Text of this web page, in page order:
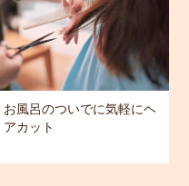
お風呂のついでに気軽にヘ
アカット